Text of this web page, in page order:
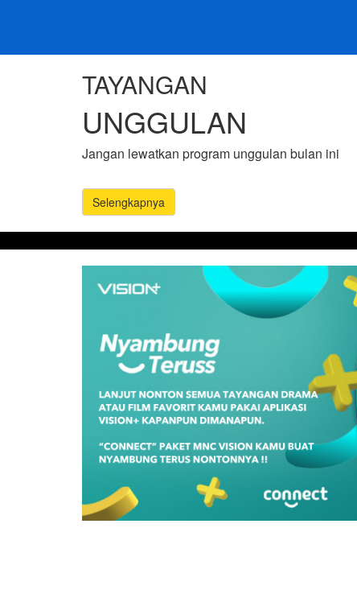
TAYANGAN
UNGGULAN
Jangan lewatkan program unggulan bulan ini
Selengkapnya